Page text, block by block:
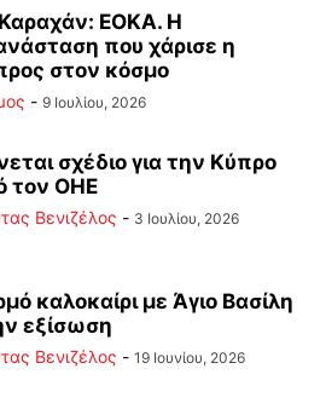
ΕΟΚΑ. Η
που χάρισε η
στον κόσμο
- 9 Ιουλίου, 2026
σχέδιο για την Κύπρο
τον ΟΗΕ
Βενιζέλος - 3 Ιουλίου, 2026
καλοκαίρι με Άγιο Βασίλη
εξίσωση
Βενιζέλος - 19 Ιουνίου, 2026